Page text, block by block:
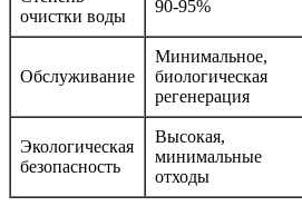
очистки воды
90-95%
Обслуживание
Минимальное,
биологическая
регенерация
Экологическая
безопасность
Высокая,
минимальные
отходы